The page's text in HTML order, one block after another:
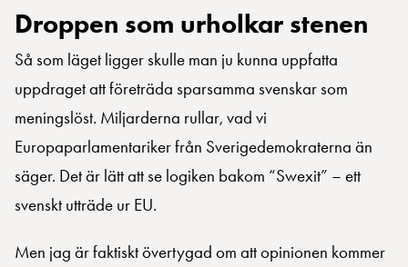
Droppen som urholkar stenen
Så som läget ligger skulle man ju kunna uppfatta
uppdraget att företräda sparsamma svenskar som
meningslöst. Miljarderna rullar, vad vi
Europaparlamentariker från Sverigedemokraterna än
säger. Det är lätt att se logiken bakom “Swexit” – ett
svenskt utträde ur EU.
Men jag är faktiskt övertygad om att opinionen kommer